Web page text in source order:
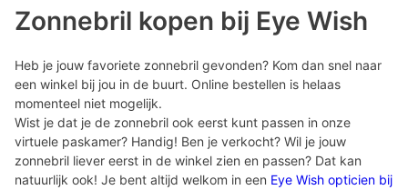
Zonnebril kopen bij Eye Wish
Heb je jouw favoriete zonnebril gevonden? Kom dan snel naar
een winkel bij jou in de buurt. Online bestellen is helaas
momenteel niet mogelijk.
Wist je dat je de zonnebril ook eerst kunt passen in onze
virtuele paskamer? Handig! Ben je verkocht? Wil je jouw
zonnebril liever eerst in de winkel zien en passen? Dat kan
natuurlijk ook! Je bent altijd welkom in een Eye Wish opticien bij